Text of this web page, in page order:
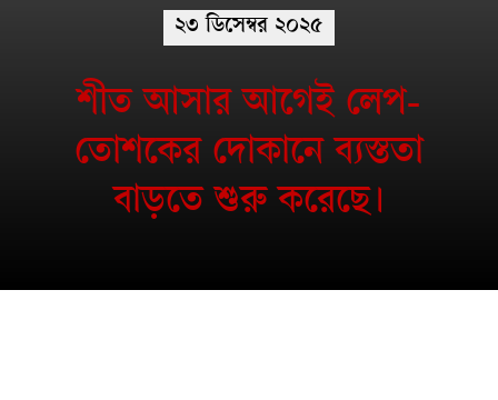
২৩ ডিসেম্বর ২০২৫
শীত আসার আগেই লেপ-
তোশকের দোকানে ব্যস্ততা
বাড়তে শুরু করেছে।